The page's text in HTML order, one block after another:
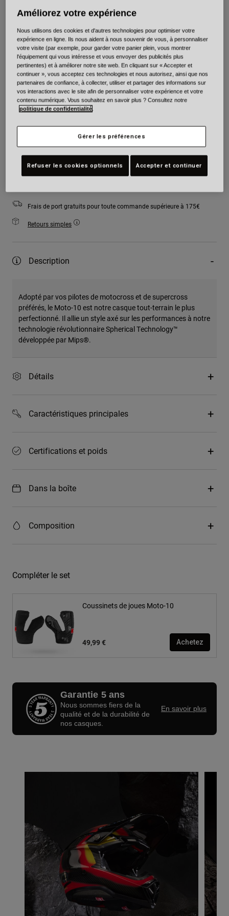
sélectionné
Taille Tableau des tailles
Ajouter au panier
Frais de port gratuits pour toute commande supérieure à 175€
Retours simples
Description
Adopté par vos pilotes de motocross et de supercross
préférés, le Moto-10 est notre casque tout-terrain le plus
perfectionné. Il allie un style axé sur les performances à notre
technologie révolutionnaire Spherical Technology™
développée par Mips®.
Détails
Caractéristiques principales
Certifications et poids
Dans la boîte
Composition
Compléter le set
Coussinets de joues Moto-10
49,99 € Achetez
Garantie 5 ans
Nous sommes fiers de la
qualité et de la durabilité de
nos casques.
En savoir plus
Améliorez votre expérience
Nous utilisons des cookies et d'autres technologies pour optimiser votre
expérience en ligne. Ils nous aident à nous souvenir de vous, à personnaliser
votre visite (par exemple, pour garder votre panier plein, vous montrer
l'équipement qui vous intéresse et vous envoyer des publicités plus
pertinentes) et à améliorer notre site web. En cliquant sur « Accepter et
continuer », vous acceptez ces technologies et nous autorisez, ainsi que nos
partenaires de confiance, à collecter, utiliser et partager des informations sur
vos interactions avec le site afin de personnaliser votre expérience et votre
contenu numérique. Vous souhaitez en savoir plus ? Consultez notre
politique de confidentialité
Gérer les préférences
Refuser les cookies optionnels Accepter et continuer